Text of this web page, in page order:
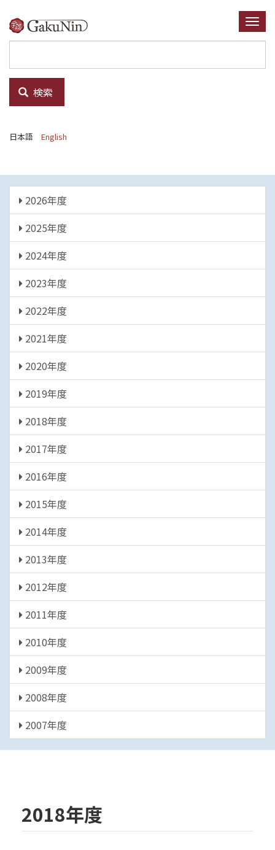
イ
ン
ン
テ
ツ
検索
日本語 English
年
度
2026年度
2025年度
2024年度
2023年度
2022年度
2021年度
2020年度
2019年度
2018年度
2017年度
2016年度
2015年度
2014年度
2013年度
2012年度
2011年度
2010年度
2009年度
2008年度
2007年度
2018年度